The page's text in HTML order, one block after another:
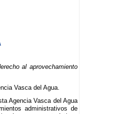
al aprovechamiento
Vasca del Agua.
Agencia Vasca del Agua
administrativos de